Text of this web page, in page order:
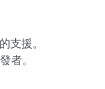
支援。
者。